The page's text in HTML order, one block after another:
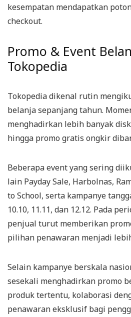
kesempatan mendapatkan
checkout.
Promo & Event
Tokopedia
Tokopedia dikenal rutin
belanja sepanjang tahun.
menghadirkan lebih banyak
hingga promo gratis ongkir
Beberapa event yang sering
lain Payday Sale, Harbolnas,
to School, serta kampanye
10.10, 11.11, dan 12.12. Pada
penjual turut memberikan
pilihan penawaran menjadi
Selain kampanye berskala
sesekali menghadirkan promo
produk tertentu, kolaborasi
penawaran eksklusif bagi